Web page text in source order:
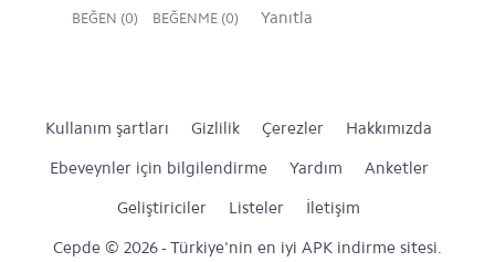
BEĞEN (0) BEĞENME (0) Yanıtla
Kullanım şartları Gizlilik Çerezler
Hakkımızda
Ebeveynler için bilgilendirme
Yardım
Anketler
Geliştiriciler
Listeler
İletişim
Cepde © 2026 - Türkiye'nin en iyi APK indirme sitesi.